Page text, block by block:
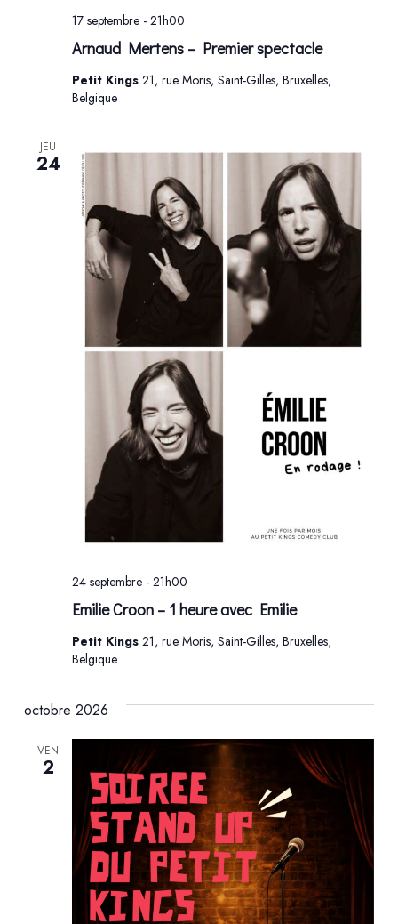
Arnaud Mertens – Premier spectacle
17 septembre - 21h00
Petit Kings 21, rue Moris, Saint-Gilles, Bruxelles,
Belgique
JEU
24
Emilie Croon – 1 heure avec Emilie
24 septembre - 21h00
Petit Kings 21, rue Moris, Saint-Gilles, Bruxelles,
Belgique
octobre 2026
VEN
2